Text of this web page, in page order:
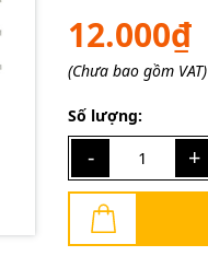
12.000₫
(Chưa bao gồm VAT)
Số lượng:
- +
Ngày hết hạn:
Điều kiện: